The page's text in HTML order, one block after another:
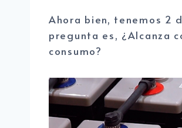
Ahora bien, tenemos 2
pregunta es, ¿Alcanza
consumo?